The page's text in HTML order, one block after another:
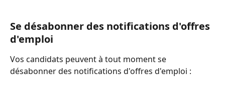
Se désabonner des notifications d'offres
d'emploi
Vos candidats peuvent à tout moment se
désabonner des notifications d'offres d'emploi :